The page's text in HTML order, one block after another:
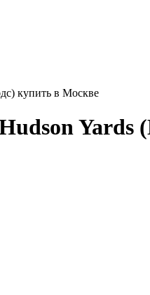
купить в Москве
Yards